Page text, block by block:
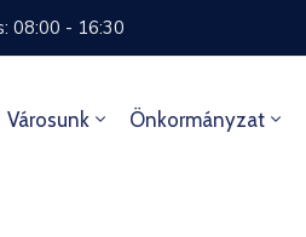
08:00 - 16:30
Városunk Önkormányzat